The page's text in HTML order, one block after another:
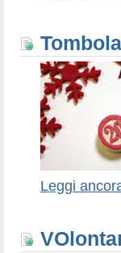
Leggi